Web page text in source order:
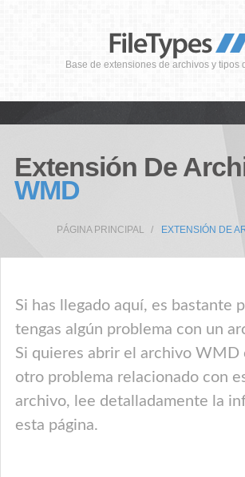
Base de extensiones de archivos y tipos
Extensión De
WMD
PÁGINA PRINCIPAL EXTENSIÓN DE
Si has llegado aquí, es bastante
tengas algún problema con un
Si quieres abrir el archivo WMD
otro problema relacionado con
archivo, lee detalladamente la
esta página.